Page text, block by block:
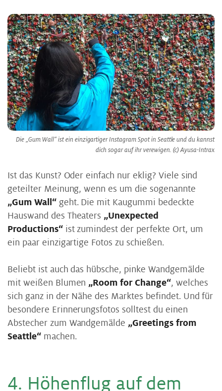
Die „Gum Wall“ ist ein einzigartiger Instagram Spot in Seattle und du kannst
dich sogar auf ihr verewigen. (c) Ayusa-Intrax
Ist das Kunst? Oder einfach nur eklig? Viele sind
geteilter Meinung, wenn es um die sogenannte
„Gum Wall“ geht. Die mit Kaugummi bedeckte
Hauswand des Theaters „Unexpected
Productions“ist zumindest der perfekte Ort, um
ein paar einzigartige Fotos zu schießen.
Beliebt ist auch das hübsche, pinke Wandgemälde
mit weißen Blumen „Room for Change“, welches
sich ganz in der Nähe des Marktes befindet. Und für
besondere Erinnerungsfotos solltest du einen
Abstecher zum Wandgemälde „Greetings from
Seattle“machen.
4. Hö­hen­flug auf dem